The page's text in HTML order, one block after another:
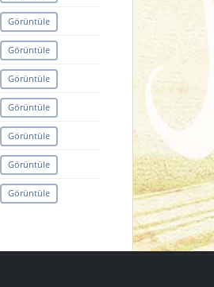
Görüntüle
Görüntüle
Görüntüle
Görüntüle
Görüntüle
Görüntüle
Görüntüle